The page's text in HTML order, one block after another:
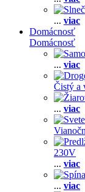
... viac
Domácnosť
Domácnosť
... viac
Čistý a
... viac
230V
... viac
... viac